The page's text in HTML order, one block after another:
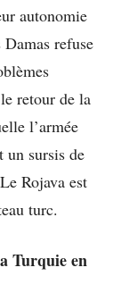
autonomie
refuse
retour de la
l’armée
un sursis de
Rojava est
turc.
Turquie en